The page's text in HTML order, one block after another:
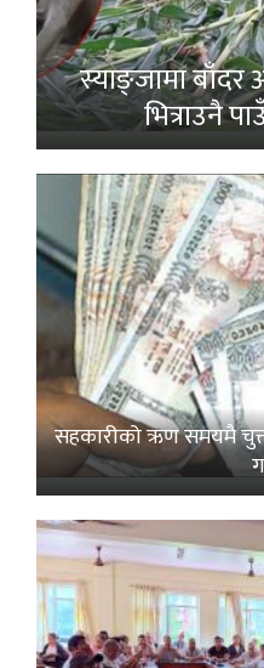
स्याङ्जामा
भित्राउनै
सहकारीको ऋण समयमै